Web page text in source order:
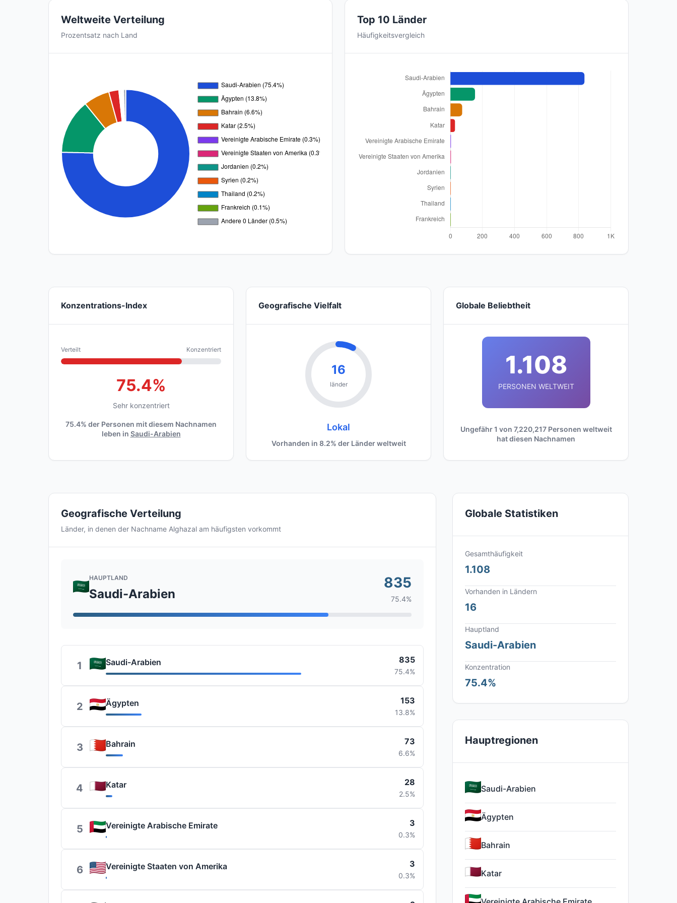
Weltweite Verteilung
Prozentsatz nach Land
Top 10 Länder
Häufigkeitsvergleich
Konzentrations-Index
Verteilt Konzentriert
75.4%
Sehr konzentriert
75.4% der Personen mit diesem Nachnamen
leben in Saudi-Arabien
Geografische Vielfalt
16
länder
Lokal
Vorhanden in 8.2% der Länder weltweit
Globale Beliebtheit
1.108
PERSONEN WELTWEIT
Ungefähr 1 von 7,220,217 Personen weltweit
hat diesen Nachnamen
Geografische Verteilung
Länder, in denen der Nachname Alghazal am häufigsten vorkommt
HAUPTLAND
Saudi-Arabien
835
75.4%
1 Saudi-Arabien 835
75.4%
2 Ägypten 153
13.8%
3 Bahrain 73
6.6%
4 Katar 28
2.5%
5 Vereinigte Arabische Emirate 3
0.3%
6 Vereinigte Staaten von Amerika 3
0.3%
Globale Statistiken
Gesamthäufigkeit
1.108
Vorhanden in Ländern
16
Hauptland
Saudi-Arabien
Konzentration
75.4%
Hauptregionen
Saudi-Arabien
Ägypten
Bahrain
Katar